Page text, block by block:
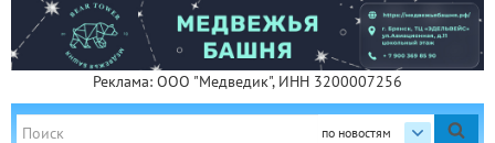
Реклама: ООО "Медведик", ИНН 3200007256
по новостям